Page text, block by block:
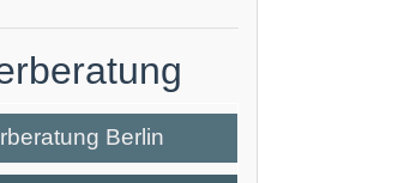
Berlin